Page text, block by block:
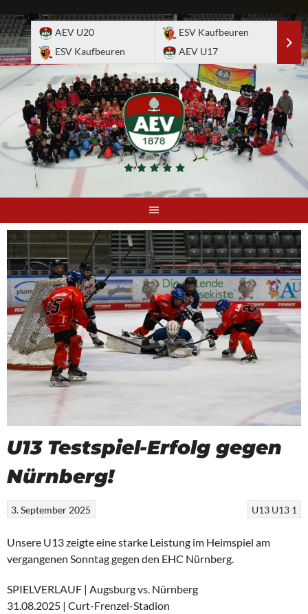
to
content
AEV U20
ESV Kaufbeuren
ESV Kaufbeuren
AEV U17
U13 Testspiel-Erfolg gegen
Nürnberg!
U13 U13 1
3. September 2025
Unsere U13 zeigte eine starke Leistung im Heimspiel am
vergangenen Sonntag gegen den EHC Nürnberg.
SPIELVERLAUF | Augsburg vs. Nürnberg
31.08.2025 | Curt-Frenzel-Stadion